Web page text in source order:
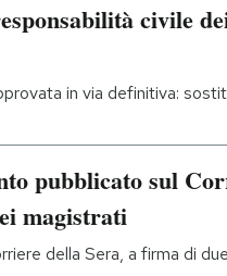
civile
in via definitiva:
pubblicato sul
magistrati
della Sera, a firma di